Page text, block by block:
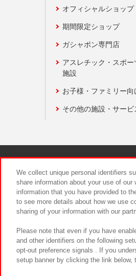
オフィシャルショップ
期間限定ショップ
ガシャポン専門店
アスレチック・スポー
施設
お子様・ファミリー向
その他の施設・サービ
We collect unique personal identifiers
share information about your use of
information that you have provided to
to see more details about how we use
sharing of your information with our
Please note that even if you have
and other identifiers on the following
opt-out preference signals . If you
setup banner by clicking the link